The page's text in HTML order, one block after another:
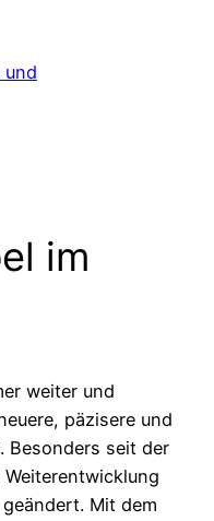
und
im
weiter und
päzisere und
Besonders seit der
Mit dem